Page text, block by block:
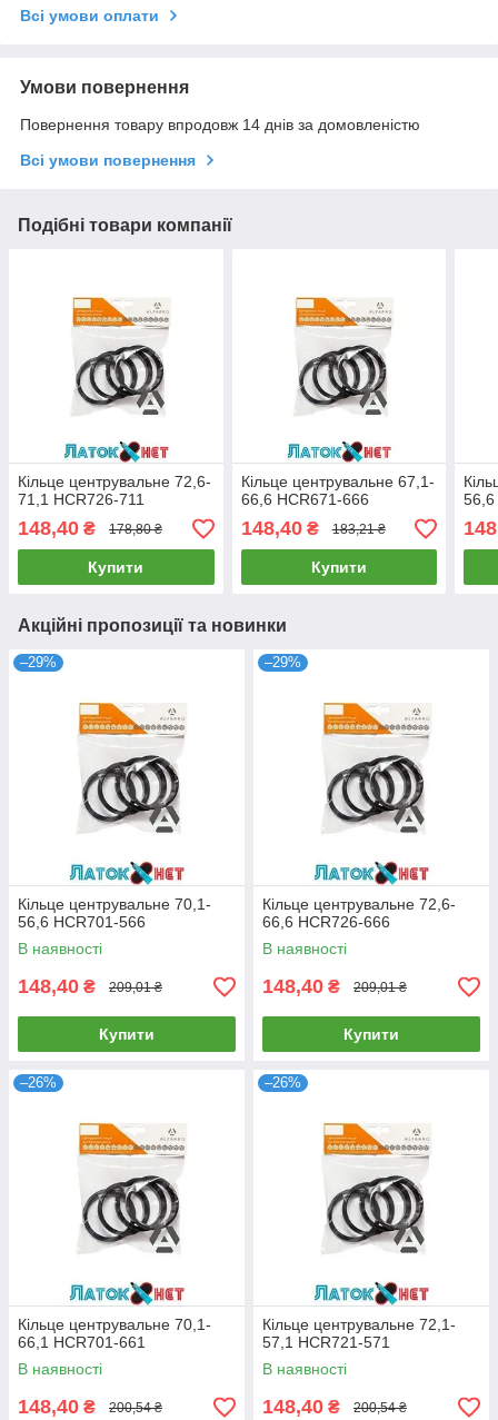
Всі умови оплати
Умови повернення
Повернення товару впродовж 14 днів за домовленістю
Всі умови повернення
Подібні товари компанії
Кільце центрувальне 72,6-
71,1 HCR726-711
148,40 ₴ 178,80 ₴
Купити
Кільце центрувальне 67,1-
66,6 HCR671-666
148,40₴ 183,21 ₴
Купити
56,6
Акційні пропозиції та новинки
–29%
Кільце центрувальне 70,1-
56,6 HCR701-566
В наявності
148,40 ₴ 209,01 ₴
Купити
–29%
Кільце центрувальне 72,6-
66,6 HCR726-666
В наявності
148,40 ₴ 209,01 ₴
Купити
–26%
Кільце центрувальне 70,1-
66,1 HCR701-661
В наявності
148,40 ₴ 200,54 ₴
–26%
Кільце центрувальне 72,1-
57,1 HCR721-571
В наявності
148,40 ₴ 200,54 ₴